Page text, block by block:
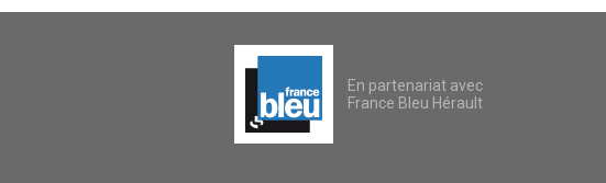
En partenariat avec
France Bleu Hérault